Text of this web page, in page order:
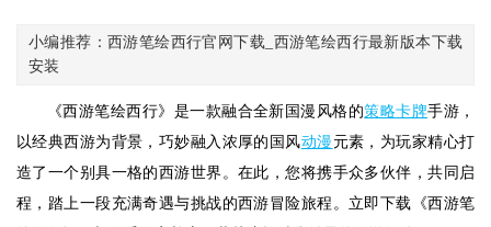
小编推荐：西游笔绘西行官网下载_西游笔绘西行最新版本下载
安装
《西游笔绘西行》是一款融合全新国漫风格的策略卡牌手游，
以经典西游为背景，巧妙融入浓厚的国风动漫 元素，为玩家精心打
造了一个别具一格的西游世界。在此，您将携手众多伙伴，共同启
程，踏上一段充满奇遇与挑战的西游冒险旅程。立即下载《西游笔